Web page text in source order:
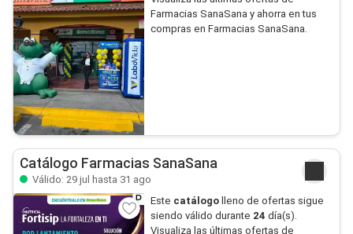
Farmacias SanaSana y ahorra en tus
compras en Farmacias SanaSana.
Catálogo Farmacias SanaSana
Válido: 29 jul hasta 31 ago
Este catálogo lleno de ofertas sigue
siendo válido durante 24 día(s).
Visualiza las últimas ofertas de